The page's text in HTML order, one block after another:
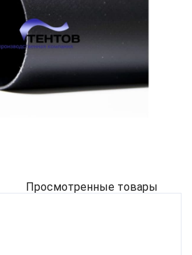
Просмотренные товары